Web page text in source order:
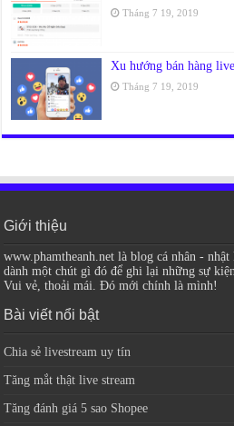
Tháng 7 19, 2019
Xu hướng bán hàng
Tháng 7 19, 2019
Giới thiệu
www.phamtheanh.net là blog cá nhân -
dành một chút gì đó để ghi lại những sự
Vui vẻ, thoải mái. Đó mới chính là mình!
Bài viết nổi bật
Chia sẻ livestream uy tín
Tăng mắt thật live stream
Tăng đánh giá 5 sao Shopee